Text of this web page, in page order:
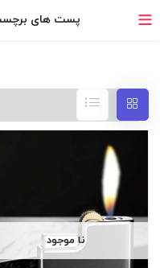
خرید پست های
نا موجود